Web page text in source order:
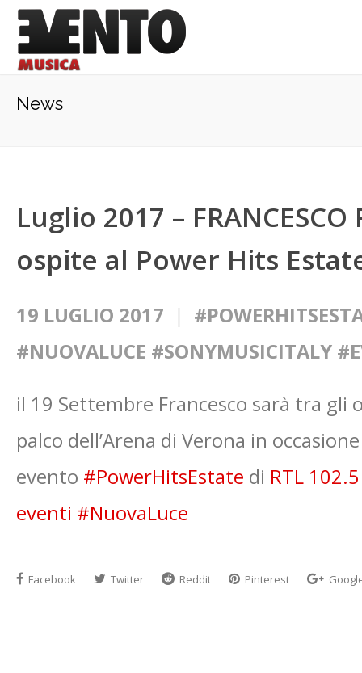
News
Luglio 2017 –
ospite al Power Hits
19 LUGLIO 2017
#NUOVALUCE #SONYMUSICITALY
il 19 Settembre Francesco sarà tra
palco dell’Arena di Verona in
evento #PowerHitsEstate di RTL 102.5
eventi #NuovaLuce
Facebook Twitter Reddit Pinterest